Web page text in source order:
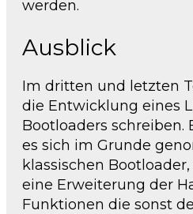
werden.
Ausblick
Im dritten und letzten
die Entwicklung eines
Bootloaders schreiben.
es sich im Grunde
klassischen
eine Erweiterung der
Funktionen die sonst